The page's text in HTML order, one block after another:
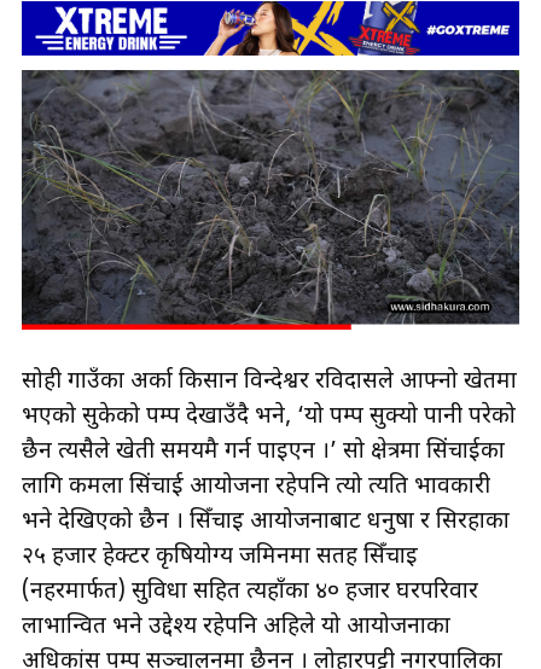
सोही गाउँका अर्का किसान विन्देश्वर रविदासले आफ्नो खेतमा
भएको सुकेको पम्प देखाउँदै भने, ‘यो पम्प सुक्यो पानी परेको
छैन त्यसैले खेती समयमै गर्न पाइएन ।’ सो क्षेत्रमा सिंचाईका
लागि कमला सिंचाई आयोजना रहेपनि त्यो त्यति प्रभावकारी
भने देखिएको छैन । सिँचाइ आयोजनाबाट धनुषा र सिरहाका
२५ हजार हेक्टर कृषियोग्य जमिनमा सतह सिँचाइ
(नहरमार्फत) सुविधा सहित त्यहाँका ४० हजार घरपरिवार
लाभान्वित भने उद्देश्य रहेपनि अहिले यो आयोजनाका
अधिकांस पम्प सञ्चालनमा छैनन् । लोहारपट्टी नगरपालिका